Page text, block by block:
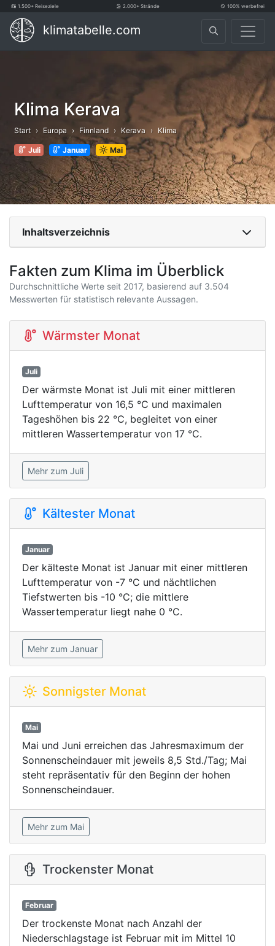
1.500+ Reiseziele 2.000+ Strände 100% werbefrei
klimatabelle.com
Klima Kerava
Start Europa Finnland Kerava Klima
Juli Januar Mai
Inhaltsverzeichnis
Fakten zum Klima im Überblick
Durchschnittliche Werte seit 2017, basierend auf 3.504
Messwerten für statistisch relevante Aussagen.
Wärmster Monat
Juli
Der wärmste Monat ist Juli mit einer mittleren
Lufttemperatur von 16,5 °C und maximalen
Tageshöhen bis 22 °C, begleitet von einer
mittleren Wassertemperatur von 17 °C.
Mehr zum Juli
Kältester Monat
Januar
Der kälteste Monat ist Januar mit einer mittleren
Lufttemperatur von -7 °C und nächtlichen
Tiefstwerten bis -10 °C; die mittlere
Wassertemperatur liegt nahe 0 °C.
Mehr zum Januar
Sonnigster Monat
Mai
Mai und Juni erreichen das Jahresmaximum der
Sonnenscheindauer mit jeweils 8,5 Std./Tag; Mai
steht repräsentativ für den Beginn der hohen
Sonnenscheindauer.
Mehr zum Mai
Trockenster Monat
Februar
Der trockenste Monat nach Anzahl der
Niederschlagstage ist Februar mit im Mittel 10